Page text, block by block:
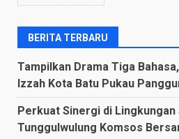
BERITA TERBARU
Tampilkan Drama Tiga
Izzah Kota Batu Pukau
Perkuat Sinergi di Lingkungan
Tunggulwulung Komsos